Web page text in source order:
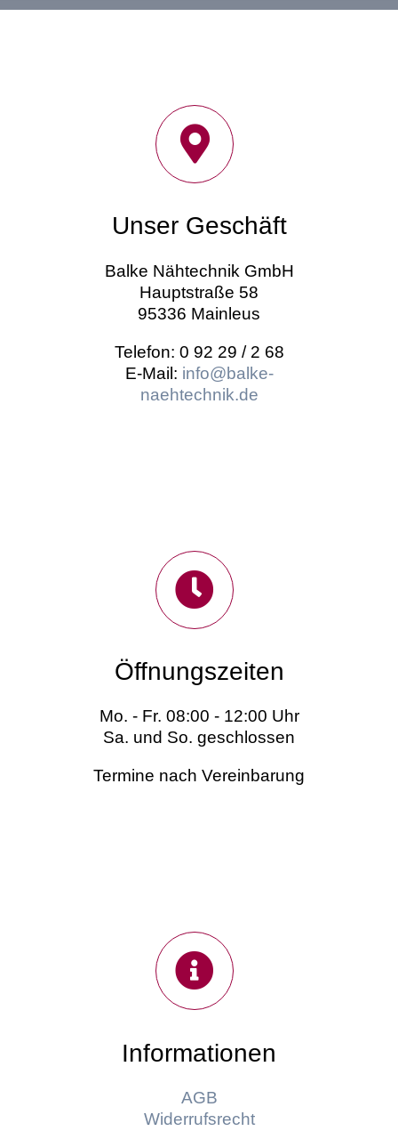
Unser Geschäft
Balke Nähtechnik GmbH
Hauptstraße 58
95336 Mainleus
Telefon: 0 92 29 / 2 68
E-Mail: info@balke-
naehtechnik.de
Öffnungszeiten
Mo. - Fr. 08:00 - 12:00 Uhr
Sa. und So. geschlossen
Termine nach Vereinbarung
Informationen
AGB
Widerrufsrecht